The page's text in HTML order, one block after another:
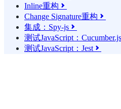
Inline重构 
Change Signature重构 
集成：Spy-js 
测试JavaScript：Cucumber.js
测试JavaScript：Jest 